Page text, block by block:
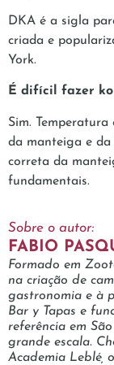
DKA é a sigla
criada e
York.
É difícil fazer
Sim.
da manteiga e da
correta da
fundamentais.
Sobre o autor:
FABIO
Formado em
na criação de
gastronomia e à
Bar y Tapas e
referência em
grande escala.
Academia Leblé,